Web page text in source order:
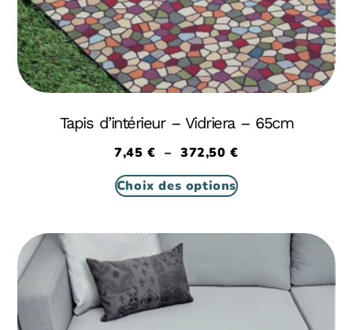
Tapis d’intérieur – Vidriera – 65cm
7,45€ – 372,50€
Choix des options